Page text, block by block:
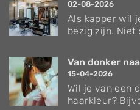
02-08-2026
Als kapper wil
bezig zijn. Niet
Van donker
15-04-2026
Wil je van een
haarkleur?